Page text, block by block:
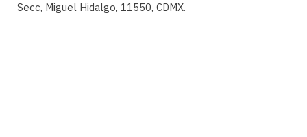
Secc, Miguel Hidalgo, 11550, CDMX.